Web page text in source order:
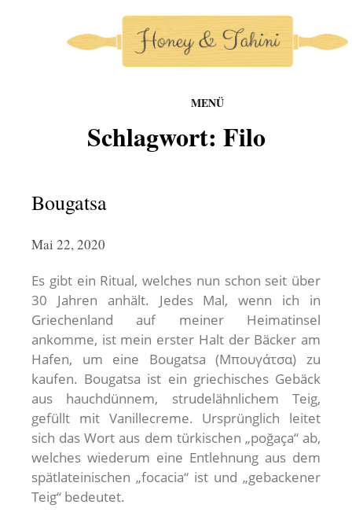
MENÜ
honey-and-tahini
Schlagwort: Filo
Bougatsa
Mai 22, 2020
Es gibt ein Ritual, welches nun schon seit über
30 Jahren anhält. Jedes Mal, wenn ich in
Griechenland auf meiner Heimatinsel
ankomme, ist mein erster Halt der Bäcker am
Hafen, um eine Bougatsa (Μπουγάτσα) zu
kaufen. Bougatsa ist ein griechisches Gebäck
aus hauchdünnem, strudelähnlichem Teig,
gefüllt mit Vanillecreme. Ursprünglich leitet
sich das Wort aus dem türkischen „poğaça“ ab,
welches wiederum eine Entlehnung aus dem
spätlateinischen „focacia“ ist und „gebackener
Teig“ bedeutet.